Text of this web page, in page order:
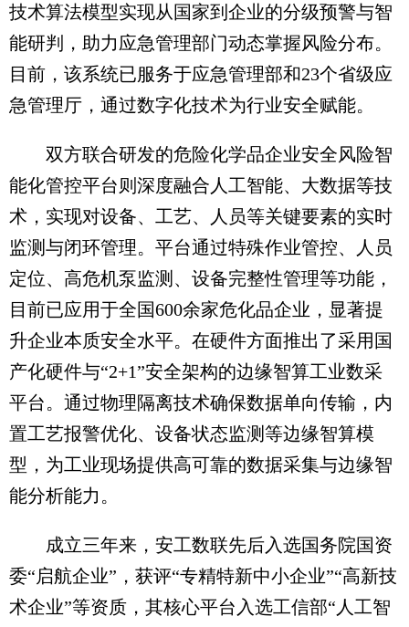
技术算法模型实现从国家到企业的分级预警与智
能研判，助力应急管理部门动态掌握风险分布。
目前，该系统已服务于应急管理部和23个省级应
急管理厅，通过数字化技术为行业安全赋能。
双方联合研发的危险化学品企业安全风险智
能化管控平台则深度融合人工智能、大数据等技
术，实现对设备、工艺、人员等关键要素的实时
监测与闭环管理。平台通过特殊作业管控、人员
定位、高危机泵监测、设备完整性管理等功能，
目前已应用于全国600余家危化品企业，显著提
升企业本质安全水平。在硬件方面推出了采用国
产化硬件与“2+1”安全架构的边缘智算工业数采
平台。通过物理隔离技术确保数据单向传输，内
置工艺报警优化、设备状态监测等边缘智算模
型，为工业现场提供高可靠的数据采集与边缘智
能分析能力。
成立三年来，安工数联先后入选国务院国资
委“启航企业”，获评“专精特新中小企业”“高新技
术企业”等资质，其核心平台入选工信部“人工智